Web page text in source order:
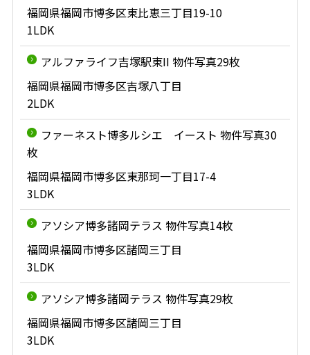
福岡県福岡市博多区東比恵三丁目19-10
1LDK
アルファライフ吉塚駅東II 物件写真29枚
福岡県福岡市博多区吉塚八丁目
2LDK
ファーネスト博多ルシエ イースト 物件写真30
枚
福岡県福岡市博多区東那珂一丁目17-4
3LDK
アソシア博多諸岡テラス 物件写真14枚
福岡県福岡市博多区諸岡三丁目
3LDK
アソシア博多諸岡テラス 物件写真29枚
福岡県福岡市博多区諸岡三丁目
3LDK